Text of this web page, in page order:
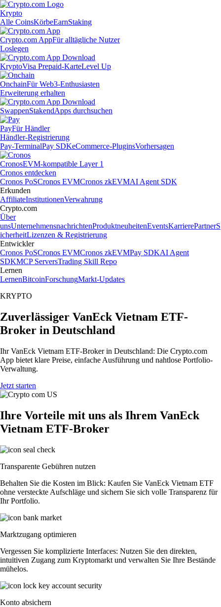
Krypto
Alle CoinsKörbeEarnStaking
Crypto.com AppFür alltägliche Nutzer
Loslegen
KryptoVisa Prepaid-KarteLevel Up
OnchainFür Web3-Enthusiasten
Erweiterung erhalten
SwappenStakendApps durchsuchen
PayFür Händler
Händler-Registrierung
Pay-TerminalPay SDKeCommerce-PluginsVorhersagen
CronosEVM-kompatible Layer 1
Cronos entdecken
Cronos PoSCronos EVMCronos zkEVMAI Agent SDK
Erkunden
AffiliateInstitutionenVerwahrung
Crypto.com
Über
unsUnternehmensnachrichtenProduktneuheitenEventsKarrierePartnerS
icherheitLizenzen & Registrierung
Entwickler
Cronos PoSCronos EVMCronos zkEVMPay SDKAI Agent
SDKMCP ServersTrading Skill Repo
Lernen
LernenBitcoinForschungMarkt-Updates
KRYPTO
Zuverlässiger VanEck Vietnam ETF-
Broker in Deutschland
Ihr VanEck Vietnam ETF-Broker in Deutschland: Die Crypto.com
App bietet klare Preise, einfache Ausführung und nahtlose Portfolio-
Verwaltung.
Jetzt starten
Ihre Vorteile mit uns als Ihrem VanEck
Vietnam ETF-Broker
Transparente Gebühren nutzen
Behalten Sie die Kosten im Blick: Kaufen Sie VanEck Vietnam ETF
ohne versteckte Aufschläge und sichern Sie sich volle Transparenz für
Ihr Portfolio.
Marktzugang optimieren
Vergessen Sie komplizierte Interfaces: Nutzen Sie den direkten,
intuitiven Zugang zum Kryptomarkt und verwalten Sie Ihre Bestände
mühelos.
Konto absichern